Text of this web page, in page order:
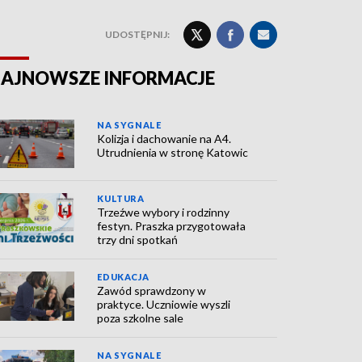
UDOSTĘPNIJ:
INFORMACJE
NA SYGNALE
Kolizja i dachowanie na A4.
Utrudnienia w stronę Katowic
KULTURA
Trzeźwe wybory i rodzinny
festyn. Praszka przygotowała
trzy dni spotkań
EDUKACJA
Zawód sprawdzony w
praktyce. Uczniowie wyszli
poza szkolne sale
NA SYGNALE